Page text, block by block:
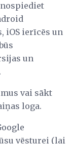
iOS ierīcēs un
un
vai sākt
loga.
vēsturei (lai